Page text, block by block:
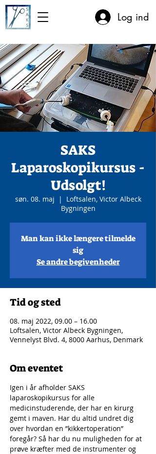
Log ind
SAKS
Laparoskopikursus -
Udsolgt!
søn. 08. maj
  |
Loftsalen, Victor Albeck
Bygningen
Man kan ikke længere tilmelde
sig
Se andre begivenheder
Tid og sted
08. maj 2022, 09.00 – 16.00
Loftsalen, Victor Albeck Bygningen,
Vennelyst Blvd. 4, 8000 Aarhus, Denmark
Om eventet
Igen i år afholder SAKS
laparoskopikursus for alle
medicinstuderende, der har en kirurg
gemt i maven. Har du altid undret dig
over hvordan en ”kikkertoperation”
foregår? Så har du nu muligheden for at
prøve kræfter med de instrumenter og